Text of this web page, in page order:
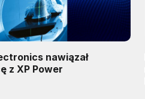
nawiązał
z XP Power